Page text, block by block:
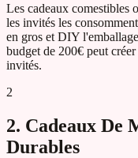
Les cadeaux comestibles
les invités les
en gros et DIY
budget de 200€ peut
invités.
2
2. Cadeaux De
Durables